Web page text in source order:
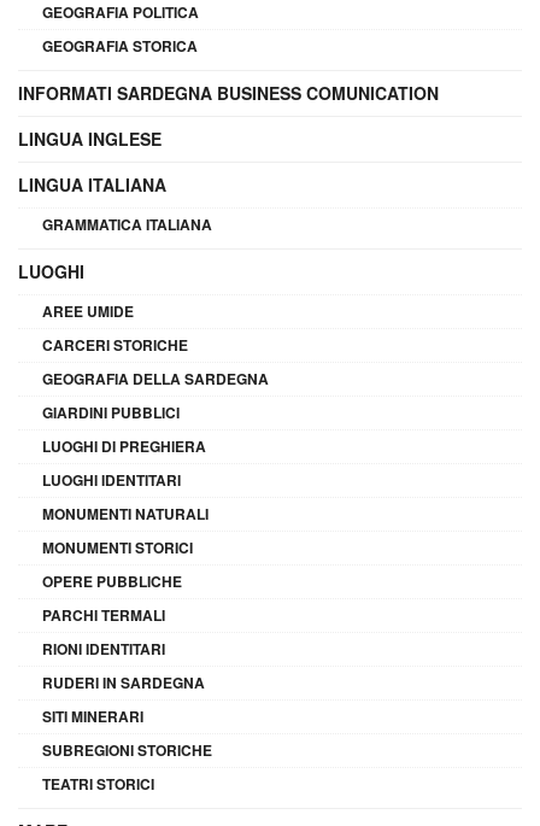
GEOGRAFIA POLITICA
GEOGRAFIA STORICA
INFORMATI SARDEGNA BUSINESS COMUNICATION
LINGUA INGLESE
LINGUA ITALIANA
GRAMMATICA ITALIANA
LUOGHI
AREE UMIDE
CARCERI STORICHE
GEOGRAFIA DELLA SARDEGNA
GIARDINI PUBBLICI
LUOGHI DI PREGHIERA
LUOGHI IDENTITARI
MONUMENTI NATURALI
MONUMENTI STORICI
OPERE PUBBLICHE
PARCHI TERMALI
RIONI IDENTITARI
RUDERI IN SARDEGNA
SITI MINERARI
SUBREGIONI STORICHE
TEATRI STORICI